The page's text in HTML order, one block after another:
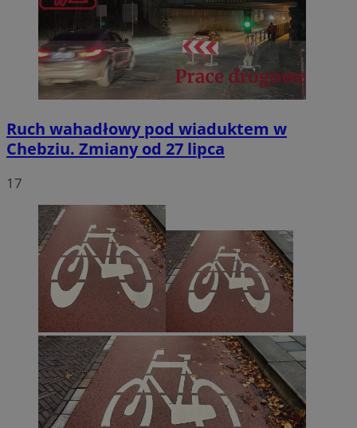
Ruch wahadłowy pod wiaduktem w
Chebziu. Zmiany od 27 lipca
17